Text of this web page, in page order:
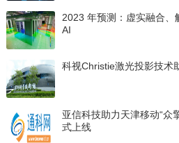
2023 年预测：虚实融合、
AI
科视Christie激光投影技术
亚信科技助力天津移动“众
式上线